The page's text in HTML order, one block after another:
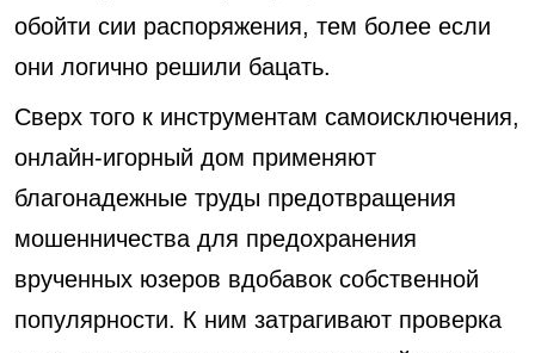
обойти сии распоряжения, тем более если
они логично решили бацать.
Сверх того к инструментам самоисключения,
онлайн-игорный дом применяют
благонадежные труды предотвращения
мошенничества для предохранения
врученных юзеров вдобавок собственной
популярности. К ним затрагивают проверка